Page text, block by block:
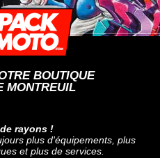
BOUTIQUE
MONTREUIL
rayons !
plus d'équipements, plus
et plus de services.